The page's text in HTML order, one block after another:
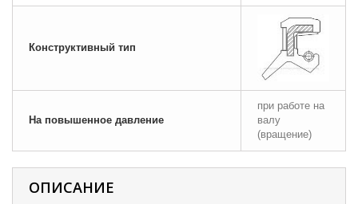
Конструктивный тип
На повышенное давление
при работе на
валу
(вращение)
ОПИСАНИЕ